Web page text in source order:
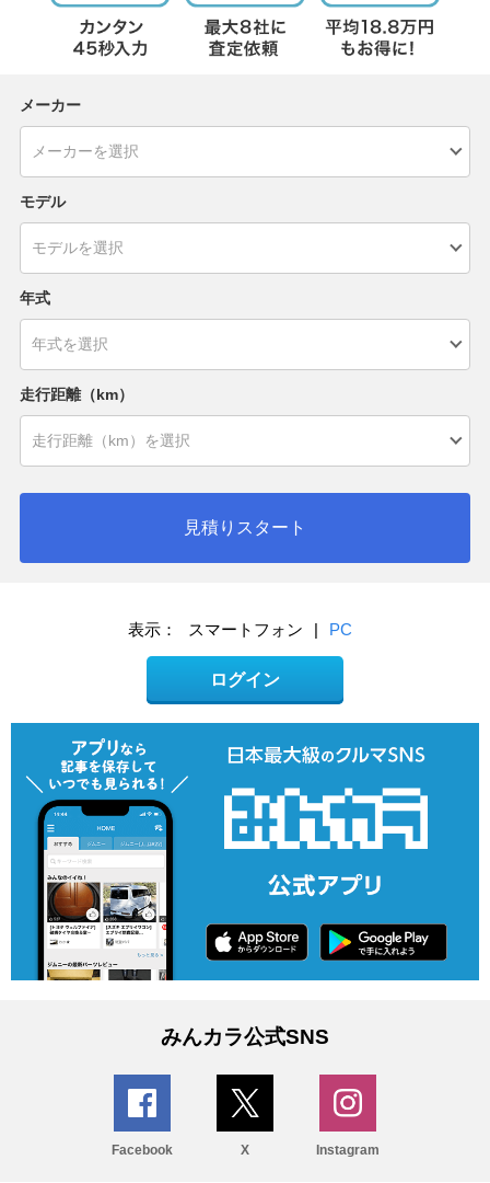
メーカー
モデル
年式
走行距離（km）
見積りスタート
表示： スマートフォン | PC
ログイン
みんカラ公式SNS
Facebook X Instagram